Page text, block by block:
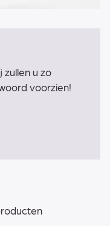
u zo
voorzien!